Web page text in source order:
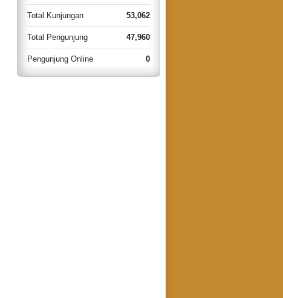
Total Kunjungan 53,062
Total Pengunjung 47,960
Pengunjung Online 0